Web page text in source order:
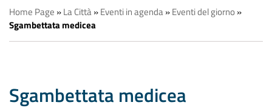
Home Page »La Città»Eventi in agenda»Eventi del giorno»
Sgambettata medicea
Sgambettata medicea